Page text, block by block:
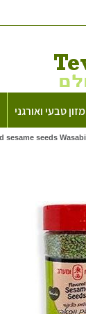
מזון טבעי ואורגני